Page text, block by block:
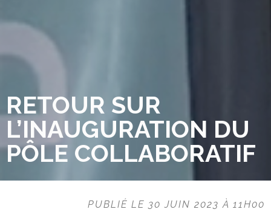
RETOUR SUR
L’INAUGURATION DU
PÔLE COLLABORATIF
PUBLIÉ LE 30 JUIN 2023 À 11H00